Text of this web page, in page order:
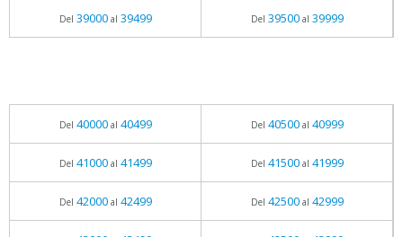
Del 39000al 39499 Del 39500al 39999
Del 40000al 40499 Del 40500al 40999
Del 41000al 41499 Del 41500al 41999
Del 42000al 42499 Del 42500al 42999